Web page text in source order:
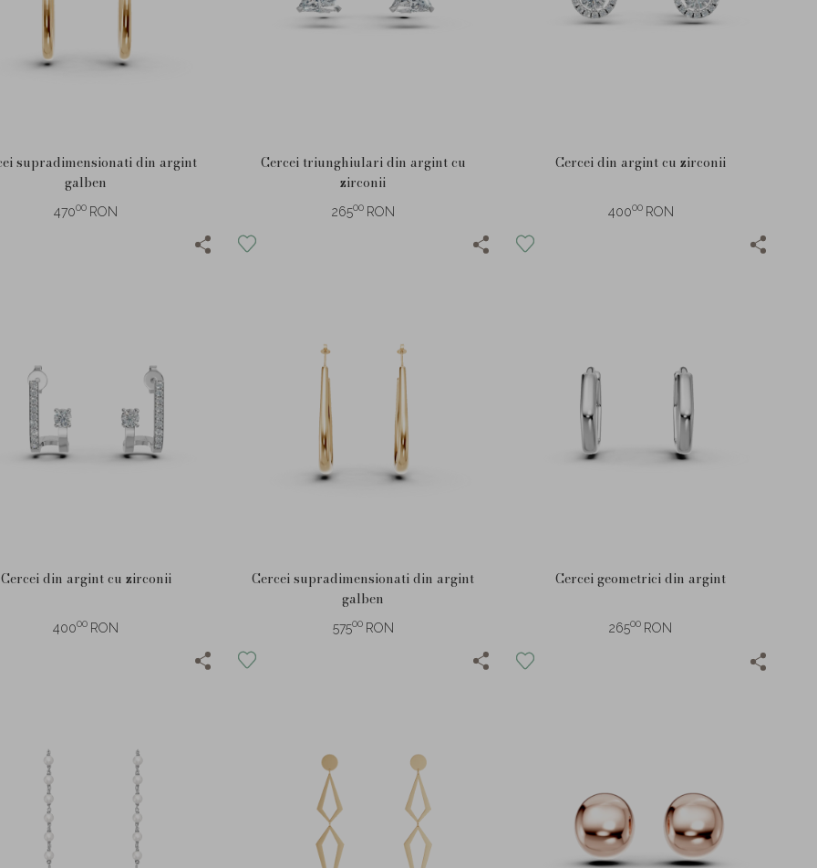
supradimensionati din argint
galben
47000 RON
Cercei triunghiulari din argint cu
zirconii
26500 RON
Cercei din argint cu zirconii
40000 RON
Cercei din argint cu zirconii
40000 RON
Cercei supradimensionati din argint
galben
57500 RON
Cercei geometrici din argint
26500 RON